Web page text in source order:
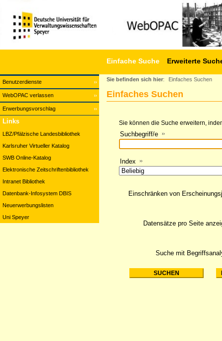
Benutzerdienste
WebOPAC verlassen
Erwerbungsvorschlag
Einfache Suche Erweiterte
Links
LBZ/Pfälzische Landesbibliothek
Karlsruher Virtueller Katalog
SWB Online-Katalog
Elektronische Zeitschriftenbibliothek
Intranet Bibliothek
Datenbank-Infosystem DBIS
Neuerwerbungslisten
Uni Speyer
Sie befinden sich hier: Einfaches Suchen
Einfaches Suchen
Sie können die Suche erweitern,
Suchbegriff/e
Index
Suche mit
Einschränken von
Datensätze pro Seite